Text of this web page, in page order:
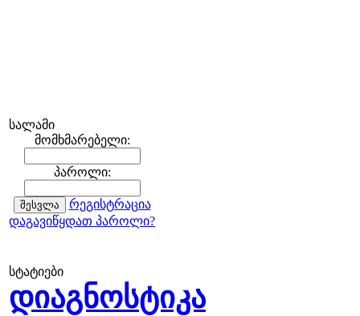
სალამი
მომხმარებელი:
პაროლი:
რეგისტრაცია
დაგავიწყდათ პაროლი?
სტატიები
დიაგნოსტიკა